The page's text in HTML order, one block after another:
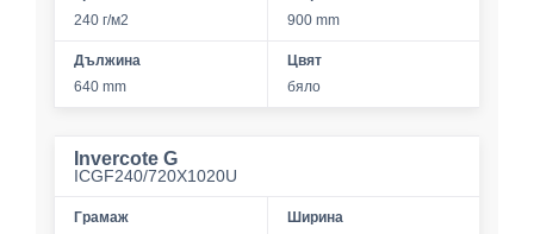
240 г/м2
900 mm
Дължина
640 mm
Цвят
бяло
Invercote G
ICGF240/720X1020U
Грамаж
Ширина